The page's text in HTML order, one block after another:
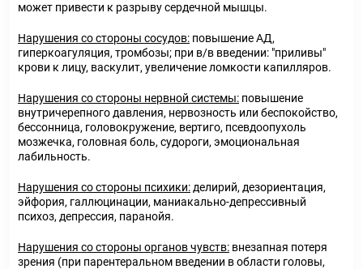
может привести к разрыву сердечной мышцы.
Нарушения со стороны сосудов: повышение АД,
гиперкоагуляция, тромбозы; при в/в введении: "приливы"
крови к лицу, васкулит, увеличение ломкости капилляров.
Нарушения со стороны нервной системы: повышение
внутричерепного давления, нервозность или беспокойство,
бессонница, головокружение, вертиго, псевдоопухоль
мозжечка, головная боль, судороги, эмоциональная
лабильность.
Нарушения со стороны психики: делирий, дезориентация,
эйфория, галлюцинации, маниакально-депрессивный
психоз, депрессия, паранойя.
Нарушения со стороны органов чувств: внезапная потеря
зрения (при парентеральном введении в области головы,